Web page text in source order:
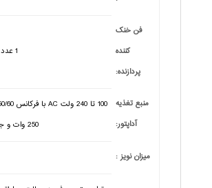
فن خنک
کننده
پردازنده:
1 عدد 60 میلیمتری
منبع تغذیه
آداپتور:
250 وات و جریان 3.5 آمپر
میزان نویز :